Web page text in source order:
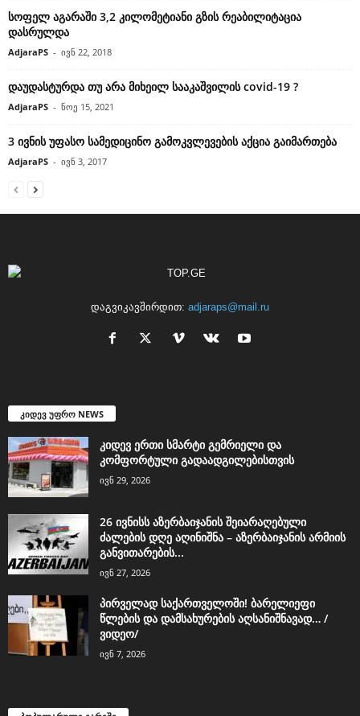
სოფელ აგარაში 3,2 კილომეტიანი გზის რეაბილიტაცია
დასრულდა
AdjaraPS - ივნ 22, 2018
დაუდასტურდა თუ არა მიხეილ სააკაშვილის covid-19 ?
AdjaraPS - ნოე 15, 2021
3 ივნის უფასო სამედიცინო გამოკვლევების აქცია გაიმართება
AdjaraPS - ივნ 3, 2017
დაგვიკავშირდით: adjaraps@mail.ru
კიდევ უფრო NEWS
კიდევ ერთი სმარტი გემრიელი და
კომფორტული გადაადგილებისთვის
ივნ 29, 2026
26 ივნისს აზერბაიჯანის შეიარაღებული
ძალების დღე აღინიშნა – აზერბაიჯანის არმიის
განვითარების...
ივნ 27, 2026
პირველად საქართველოში! ბარელიეფი
წლების და დამსახურების აღსანიშნავად… /
ვიდეო/
ივნ 7, 2026